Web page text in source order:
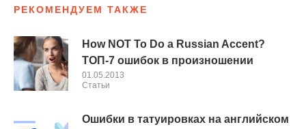
РЕКОМЕНДУЕМ ТАКЖЕ
How NOT To Do a Russian Accent?
ТОП-7 ошибок в произношении
01.05.2013
Cтатьи
Ошибки в татуировках на английском